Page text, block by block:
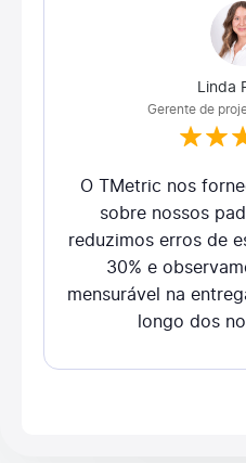
Linda
Gerente de
O TMetric nos
sobre nossos
reduzimos erros de
30% e
mensurável na
longo dos